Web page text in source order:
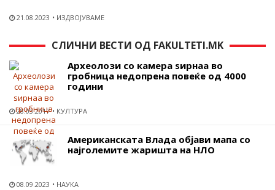
21.08.2023 ИЗДВОЈУВАМЕ
СЛИЧНИ ВЕСТИ ОД FAKULTETI.MK
Археолози со камера ѕирнаа во
гробница недопрена повеќе од 4000
години
28.03.2017 КУЛТУРА
Американската Влада објави мапа со
најголемите жаришта на НЛО
08.09.2023 НАУКА